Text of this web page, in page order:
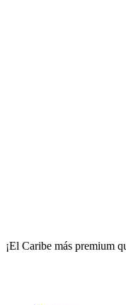
¡El Caribe más premium